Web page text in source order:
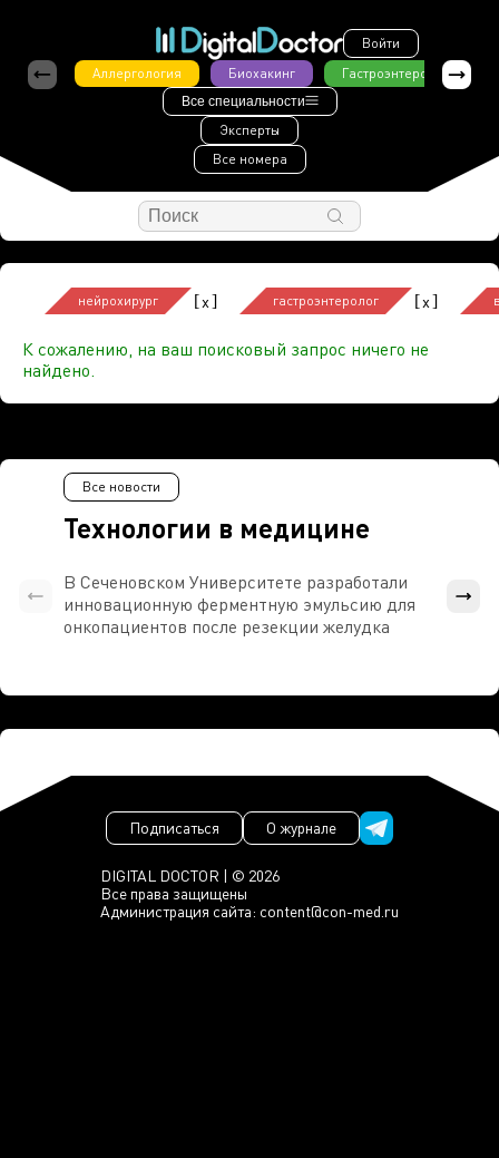
Войти
Аллергология
Биохакинг Гастроэнтерология
Все специальности
Эксперты
Все номера
нейрохирург [x] гастроэнтеролог [x]
К сожалению, на ваш поисковый запрос ничего не
найдено.
Технологии в медицине
Все новости
В Сеченовском Университете разработали
инновационную ферментную эмульсию для
онкопациентов после резекции желудка
DIGITAL DOCTOR | © 2026
Все права защищены
Администрация сайта: content@con-med.ru
Подписаться О журнале